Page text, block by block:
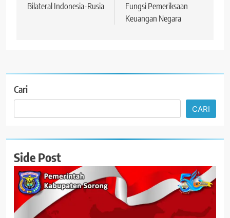
Bilateral Indonesia-Rusia
Fungsi Pemeriksaan
Keuangan Negara
Cari
CARI
Side Post